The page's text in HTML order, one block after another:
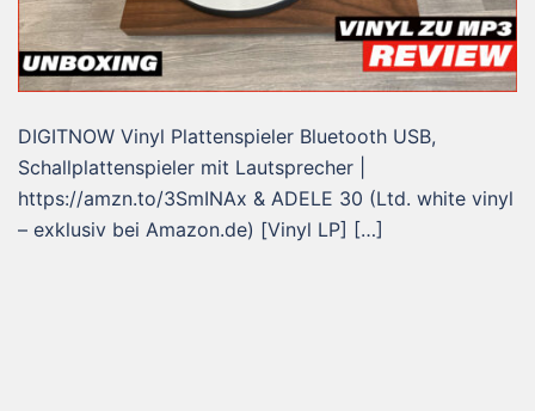
DIGITNOW Vinyl Plattenspieler Bluetooth USB,
Schallplattenspieler mit Lautsprecher |
https://amzn.to/3SmINAx & ADELE 30 (Ltd. white vinyl
– exklusiv bei Amazon.de) [Vinyl LP] […]